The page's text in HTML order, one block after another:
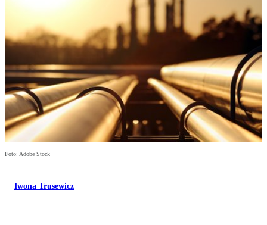
Foto: Adobe Stock
Iwona Trusewicz